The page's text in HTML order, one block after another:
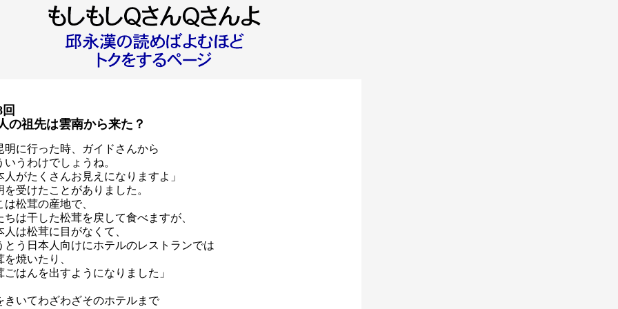
の祖先は雲南から来た？
明に行った時、ガイドさんから
いうわけでしょうね。
がたくさんお見えになりますよ」
を受けたことがありました。
は松茸の産地で、
は干した松茸を戻して食べますが、
は松茸に目がなくて、
う日本人向けにホテルのレストランでは
焼いたり、
はんを出すようになりました」
きいてわざわざそのホテルまで